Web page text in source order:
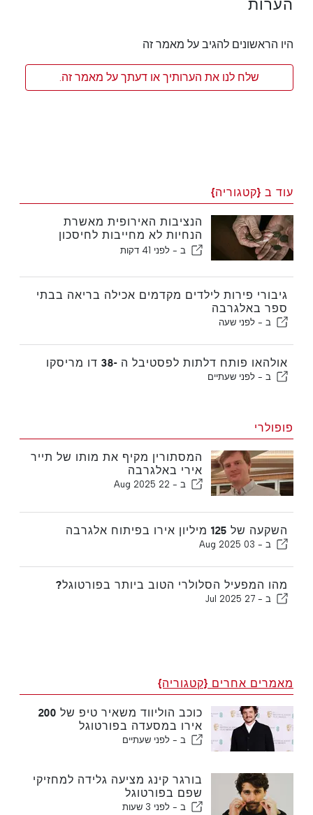
הערות
היו הראשונים להגיב על מאמר זה
שלח לנו את הערותיך או דעתך על מאמר זה.
עוד ב {קטגוריה}
הנציבות האירופית מאשרת
הנחיות לא מחייבות לחיסכון
פרישה משלים
ב - לפני 41 דקות
גיבורי פירות לילדים מקדמים אכילה בריאה בבתי
ספר באלגרבה
ב - לפני שעה
אולהאו פותח דלתות לפסטיבל ה -38 דו מריסקו
ב - לפני שעתיים
פופולרי
המסתורין מקיף את מותו של תייר
אירי באלגרבה
ב - 22 Aug 2025
השקעה של 125 מיליון אירו בפיתוח אלגרבה
ב - 03 Aug 2025
מהו המפעיל הסלולרי הטוב ביותר בפורטוגל?
ב - 27 Jul 2025
מאמרים אחרים {קטגוריה}
כוכב הוליווד משאיר טיפ של 200
אירו במסעדה בפורטוגל
ב - לפני שעתיים
בורגר קינג מציעה גלידה למחזיקי
שפם בפורטוגל
ב - לפני 3 שעות